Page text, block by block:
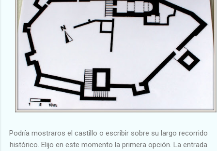
Podría mostraros el castillo o escribir sobre su largo recorrido
histórico. Elijo en este momento la primera opción. La entrada